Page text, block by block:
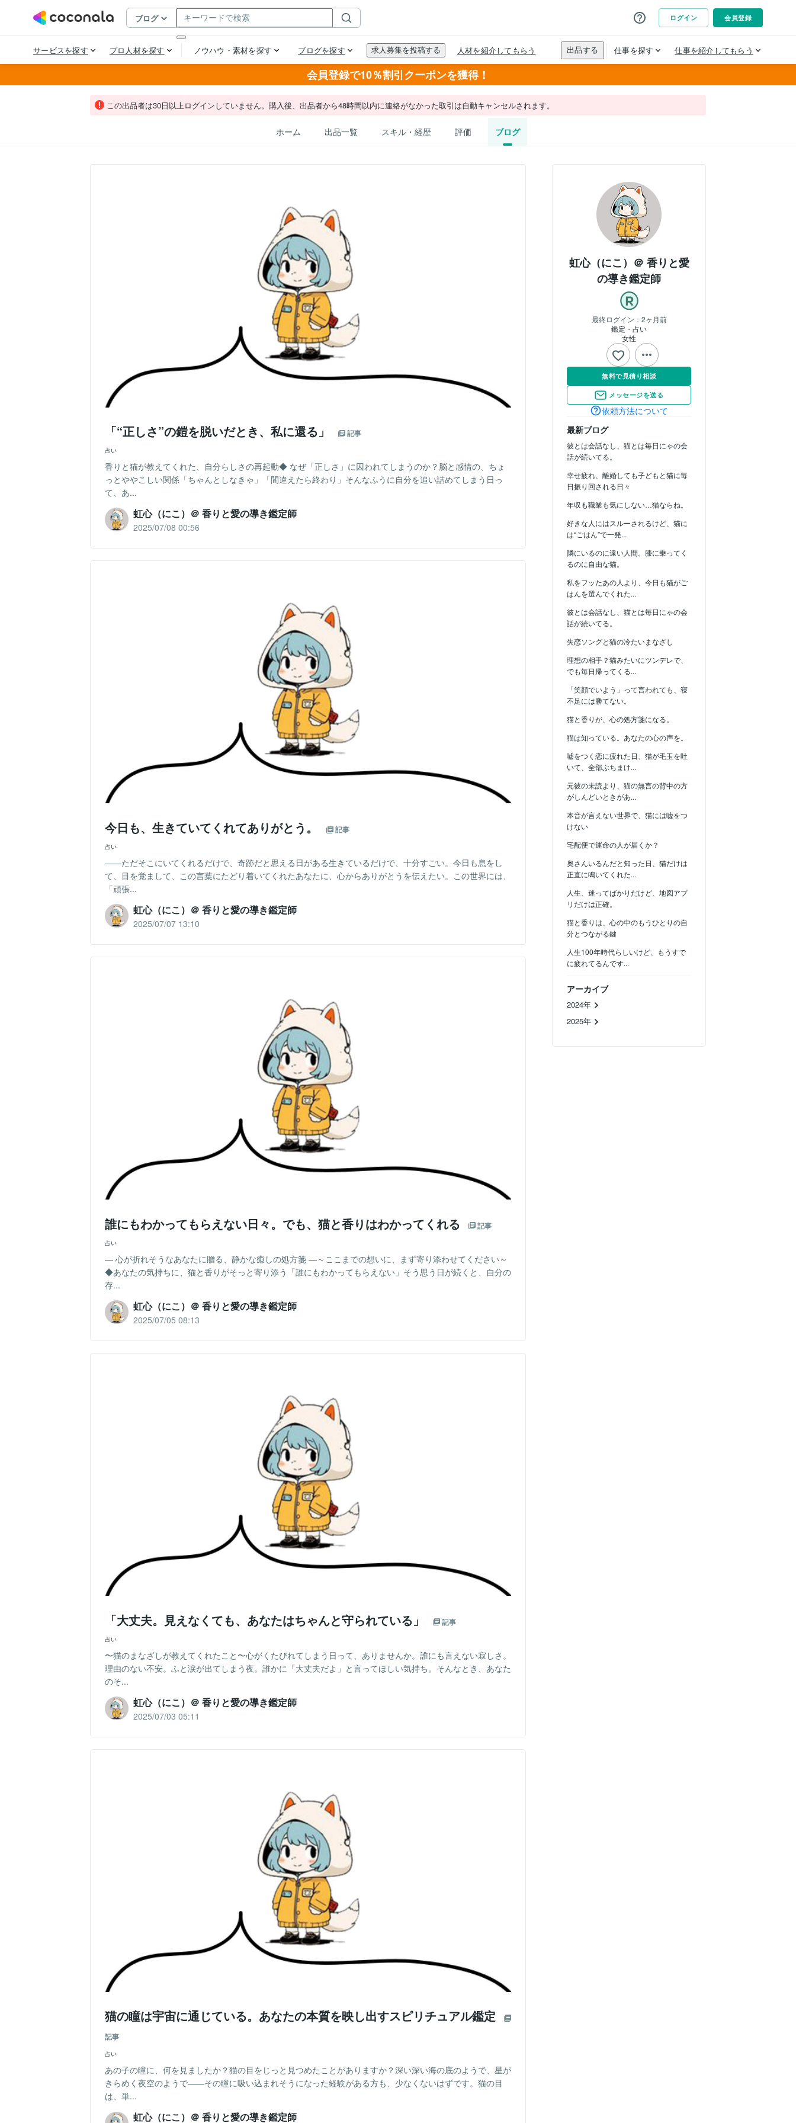
会員登録で10％割引クーポンを獲得！
この出品者は30日以上ログインしていません。購入後、出品者から48時間以内に連絡がなかった取引は自動キャンセルされます。
ホーム 出品一覧 スキル・経歴 評価 ブログ
虹心（にこ）＠ 香りと愛
の導き鑑定師
最終ログイン： 2ヶ月前
鑑定・占い
女性
無料で見積り相談
メッセージを送る
依頼方法について
最新ブログ
彼とは会話なし、猫とは毎日にゃの会
話が続いてる。
幸せ疲れ、離婚しても子どもと猫に毎
日振り回される日々
年収も職業も気にしない…猫ならね。
好きな人にはスルーされるけど、猫に
は“ごはん”で一発...
隣にいるのに遠い人間。膝に乗ってく
るのに自由な猫。
私をフッたあの人より、今日も猫がご
はんを選んでくれた...
彼とは会話なし、猫とは毎日にゃの会
話が続いてる。
失恋ソングと猫の冷たいまなざし
理想の相手？猫みたいにツンデレで、
でも毎日帰ってくる...
「笑顔でいよう」って言われても、寝
不足には勝てない。
猫と香りが、心の処方箋になる。
猫は知っている。あなたの心の声を。
嘘をつく恋に疲れた日、猫が毛玉を吐
いて、全部ぶちまけ...
元彼の未読より、猫の無言の背中の方
がしんどいときがあ...
本音が言えない世界で、猫には嘘をつ
けない
宅配便で運命の人が届くか？
奥さんいるんだと知った日、猫だけは
正直に鳴いてくれた...
人生、迷ってばかりだけど、地図アプ
リだけは正確。
猫と香りは、心の中のもうひとりの自
分とつながる鍵
人生100年時代らしいけど、もうすで
に疲れてるんです...
アーカイブ
2024年
2025年
「“正しさ”の鎧を脱いだとき、私に還る」 記事
占い
香りと猫が教えてくれた、自分らしさの再起動◆ なぜ「正しさ」に囚われてしまうのか？脳と感情の、ちょ
っとややこしい関係「ちゃんとしなきゃ」「間違えたら終わり」そんなふうに自分を追い詰めてしまう日っ
て、あ...
虹心（にこ）＠ 香りと愛の導き鑑定師
2025/07/08 00:56
今日も、生きていてくれてありがとう。 記事
占い
――ただそこにいてくれるだけで、奇跡だと思える日がある生きているだけで、十分すごい。今日も息をし
て、目を覚まして、この言葉にたどり着いてくれたあなたに、心からありがとうを伝えたい。この世界には、
「頑張...
虹心（にこ）＠ 香りと愛の導き鑑定師
2025/07/07 13:10
誰にもわかってもらえない日々。でも、猫と香りはわかってくれる 記事
占い
― 心が折れそうなあなたに贈る、静かな癒しの処方箋 ―～ここまでの想いに、まず寄り添わせてください～
◆あなたの気持ちに、猫と香りがそっと寄り添う「誰にもわかってもらえない」そう思う日が続くと、自分の
存...
虹心（にこ）＠ 香りと愛の導き鑑定師
2025/07/05 08:13
「大丈夫。見えなくても、あなたはちゃんと守られている」 記事
占い
〜猫のまなざしが教えてくれたこと〜心がくたびれてしまう日って、ありませんか。誰にも言えない寂しさ。
理由のない不安。ふと涙が出てしまう夜。誰かに「大丈夫だよ」と言ってほしい気持ち。そんなとき、あなた
のそ...
虹心（にこ）＠ 香りと愛の導き鑑定師
2025/07/03 05:11
猫の瞳は宇宙に通じている。あなたの本質を映し出すスピリチュアル鑑定
記事
占い
あの子の瞳に、何を見ましたか？猫の目をじっと見つめたことがありますか？深い深い海の底のようで、星が
きらめく夜空のようで――その瞳に吸い込まれそうになった経験がある方も、少なくないはずです。猫の目
は、単...
虹心（にこ）＠ 香りと愛の導き鑑定師